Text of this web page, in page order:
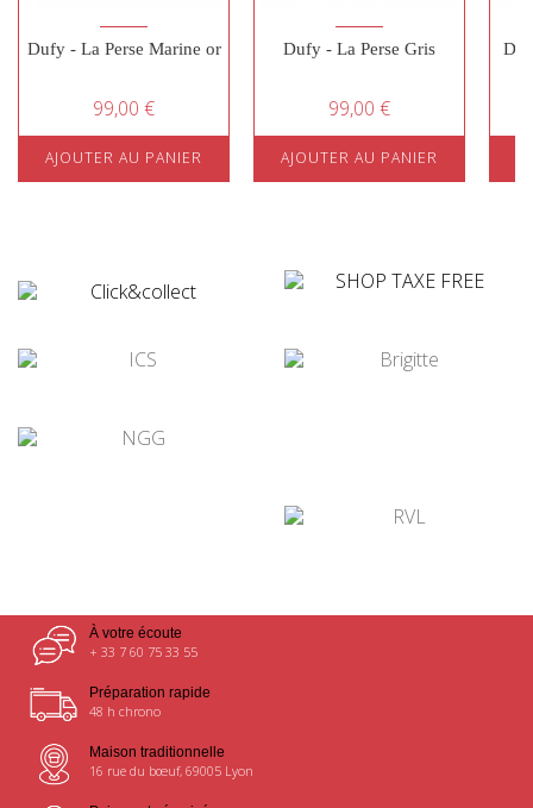
Dufy - La Perse Marine or
99,00 €
AJOUTER AU PANIER
Dufy - La Perse Gris
99,00 €
AJOUTER AU PANIER
À votre écoute
+ 33 7 60 75 33 55
Préparation rapide
48 h chrono
Maison traditionnelle
16 rue du bœuf, 69005 Lyon